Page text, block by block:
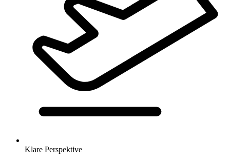
Klare Perspektive